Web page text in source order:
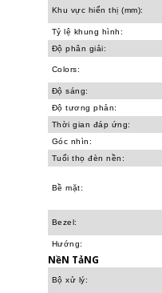
Khu vực hiển thị (mm):
Tỷ lệ khung hình:
Độ phân giải:
Colors:
Độ sáng:
Độ tương phản:
Thời gian đáp ứng:
Góc nhìn:
Tuổi thọ đèn nền:
Bề mặt:
Bezel:
Hướng:
NềN TảNG
Bộ xử lý: